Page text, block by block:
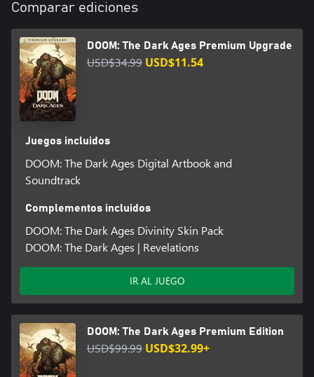
Comparar ediciones
DOOM: The Dark Ages Premium Upgrade
USD$34.99 USD$11.54
Juegos incluidos
DOOM: The Dark Ages Digital Artbook and
Soundtrack
Complementos incluidos
DOOM: The Dark Ages Divinity Skin Pack
DOOM: The Dark Ages | Revelations
IR AL JUEGO
DOOM: The Dark Ages Premium Edition
USD$99.99 USD$32.99+